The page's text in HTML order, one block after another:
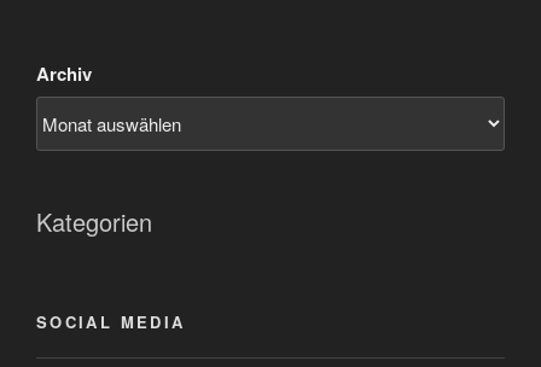
Archiv
Kategorien
SOCIAL MEDIA